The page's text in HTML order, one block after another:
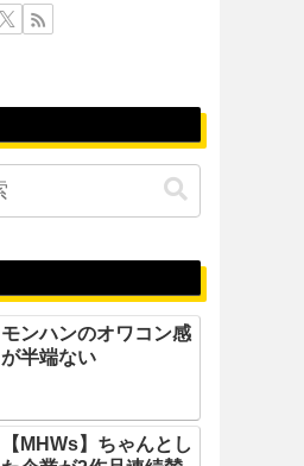
モンハンのオワコン感
が半端ない
【MHWs】ちゃんとし